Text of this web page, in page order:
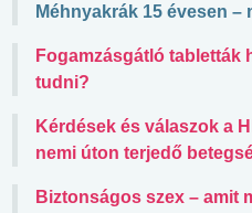
Méhnyakrák 15 évesen –
Fogamzásgátló tabletták
tudni?
Kérdések és válaszok a
nemi úton terjedő
Biztonságos szex – amit